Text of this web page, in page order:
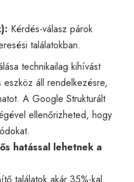
Kérdés-válasz párok
találatokban.
technikailag kihívást
áll rendelkezésre,
A Google Strukturált
ellenőrizheted, hogy
hatással lehetnek a